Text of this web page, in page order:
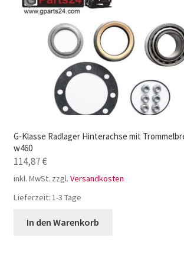
G-Klasse Radlager Hinterachse mit
w460
114,87€
inkl. MwSt. zzgl. Versandkosten
Lieferzeit: 1-3 Tage
In den Warenkorb